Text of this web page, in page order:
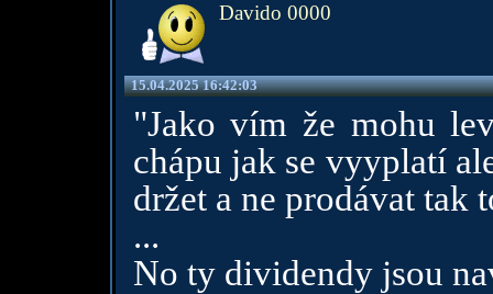
Davido 0000
15.04.2025 16:42:03
"Jako vím že mohu
chápu jak se vyyplatí
držet a ne prodávat tak
...
No ty dividendy jsou